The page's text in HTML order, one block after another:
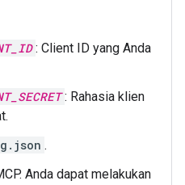
: Client ID yang Anda
: Rahasia klien
.
Anda dapat melakukan